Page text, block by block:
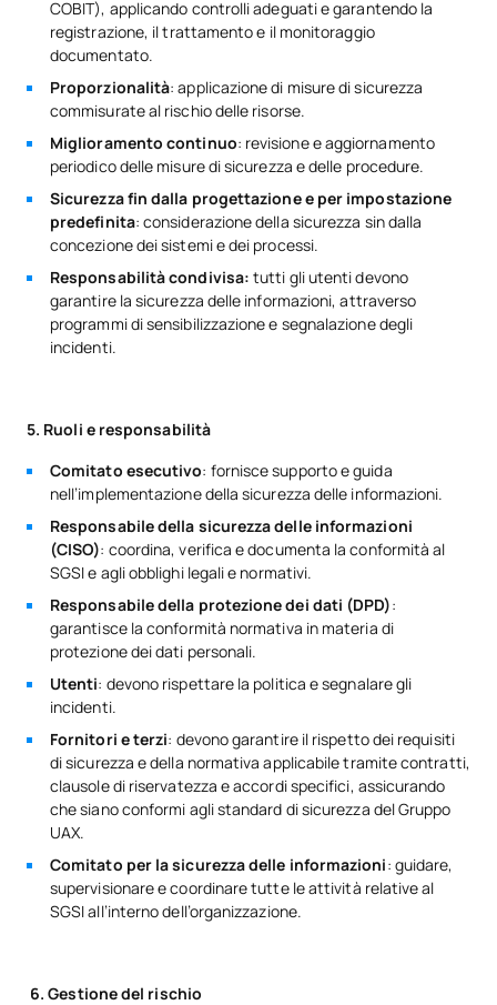
COBIT), applicando controlli adeguati e garantendo la
registrazione, il trattamento e il monitoraggio
documentato.
Proporzionalità: applicazione di misure di sicurezza
commisurate al rischio delle risorse.
Miglioramento continuo: revisione e aggiornamento
periodico delle misure di sicurezza e delle procedure.
Sicurezza fin dalla progettazione e per impostazione
predefinita: considerazione della sicurezza sin dalla
concezione dei sistemi e dei processi.
Responsabilità condivisa:tutti gli utenti devono
garantire la sicurezza delle informazioni, attraverso
programmi di sensibilizzazione e segnalazione degli
incidenti.
5. Ruoli e responsabilità
Comitato esecutivo: fornisce supporto e guida
nell’implementazione della sicurezza delle informazioni.
Responsabile della sicurezza delle informazioni
(CISO): coordina, verifica e documenta la conformità al
SGSI e agli obblighi legali e normativi.
Responsabile della protezione dei dati (DPD):
garantisce la conformità normativa in materia di
protezione dei dati personali.
Utenti: devono rispettare la politica e segnalare gli
incidenti.
Fornitori e terzi: devono garantire il rispetto dei requisiti
di sicurezza e della normativa applicabile tramite contratti,
clausole di riservatezza e accordi specifici, assicurando
che siano conformi agli standard di sicurezza del Gruppo
UAX.
Comitato per la sicurezza delle informazioni: guidare,
supervisionare e coordinare tutte le attività relative al
SGSI all’interno dell’organizzazione.
6. Gestione del rischio